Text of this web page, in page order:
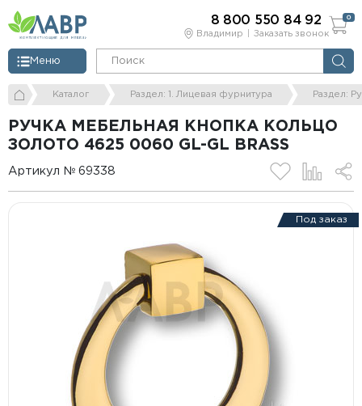
Владимир Заказать звонок
Меню
8 800 550 84 92 0
Каталог Раздел: 1. Лицевая фурнитура Раздел:
РУЧКА МЕБЕЛЬНАЯ КНОПКА КОЛЬЦО
ЗОЛОТО 4625 0060 GL-GL BRASS
Артикул № 69338
Под заказ